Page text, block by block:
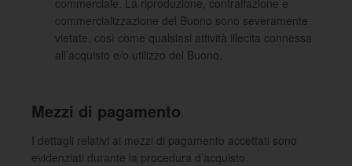
commerciale. La riproduzione, contraffazione e
commercializzazione del Buono sono severamente
vietate, così come qualsiasi attività illecita connessa
all’acquisto e/o utilizzo del Buono.
Mezzi di pagamento
I dettagli relativi ai mezzi di pagamento accettati sono
evidenziati durante la procedura d’acquisto.